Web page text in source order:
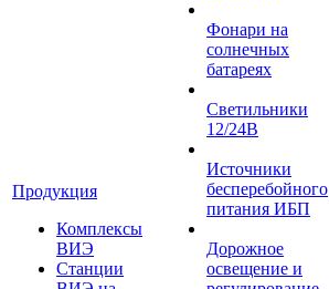
Продукция
Комплексы
ВИЭ
Станции
Фонари на
солнечных
батареях
Светильники
12/24В
Источники
бесперебойного
питания ИБП
Дорожное
освещение и